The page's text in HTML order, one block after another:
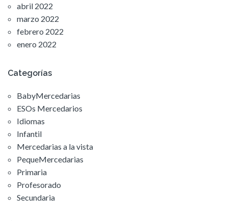
abril 2022
marzo 2022
febrero 2022
enero 2022
Categorías
BabyMercedarias
ESOs Mercedarios
Idiomas
Infantil
Mercedarias a la vista
PequeMercedarias
Primaria
Profesorado
Secundaria